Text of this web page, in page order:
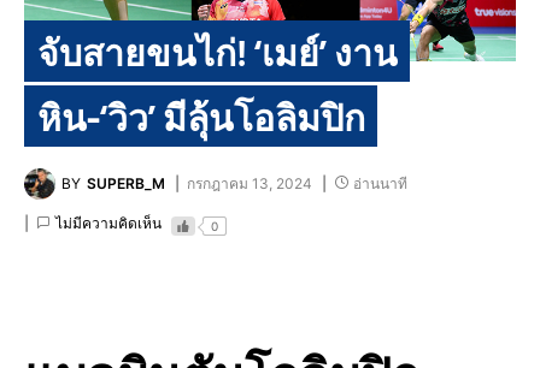
จับสายขนไก่! ‘เมย์’ งาน
หิน-‘วิว’ มีลุ้นโอลิมปิก
BY SUPERB_M กรกฎาคม 13, 2024 อ่านนาที
ไม่มีความคิดเห็น 0